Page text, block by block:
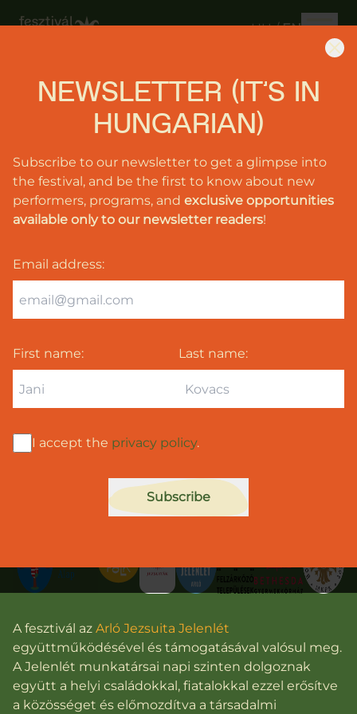
NEWSLETTER (IT'S IN
HUNGARIAN)
Subscribe to our newsletter to get a glimpse into
the festival, and be the first to know about new
performers, programs, and exclusive opportunities
available only to our newsletter readers!
Email address:
First name: Last name:
I accept the privacy policy.
Subscribe
HU/EN
June
Music
Programs
Support
us
Info
The page you are looking for is not found. But here
is a link to thehomepage.
udvarfeszt@gmail.com
The festival is made possible with the help of the
following organizations:
A fesztivál az Arló Jezsuita Jelenlét
együttműködésével és támogatásával valósul meg.
A Jelenlét munkatársai napi szinten dolgoznak
együtt a helyi családokkal, fiatalokkal ezzel erősítve
a közösséget és előmozdítva a társadalmi